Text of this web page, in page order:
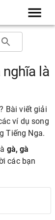
là
Bài viết giải
ví dụ song
Tiếng Nga.
gà, gà
các bạn